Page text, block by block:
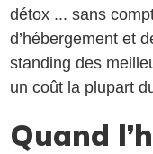
détox ... sans
d’hébergement et
standing des
un coût la plupart
Quand